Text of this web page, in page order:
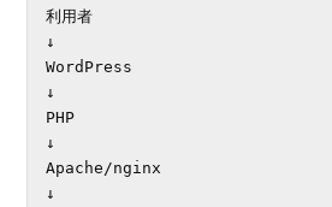
利用者
↓
WordPress
↓
PHP
↓
Apache/nginx
↓